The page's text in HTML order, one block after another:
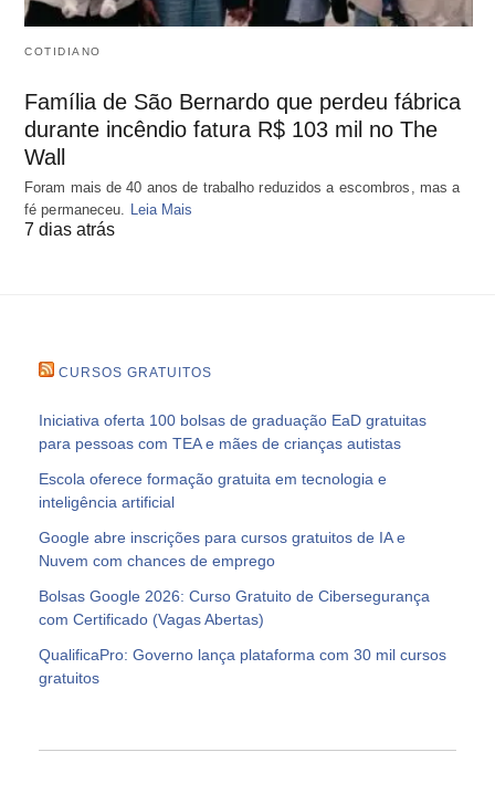
COTIDIANO
Família de São Bernardo que perdeu fábrica
durante incêndio fatura R$ 103 mil no The
Wall
Foram mais de 40 anos de trabalho reduzidos a escombros, mas a
fé permaneceu. Leia Mais
7 dias atrás
CURSOS GRATUITOS
Iniciativa oferta 100 bolsas de graduação EaD gratuitas
para pessoas com TEA e mães de crianças autistas
Escola oferece formação gratuita em tecnologia e
inteligência artificial
Google abre inscrições para cursos gratuitos de IA e
Nuvem com chances de emprego
Bolsas Google 2026: Curso Gratuito de Cibersegurança
com Certificado (Vagas Abertas)
QualificaPro: Governo lança plataforma com 30 mil cursos
gratuitos